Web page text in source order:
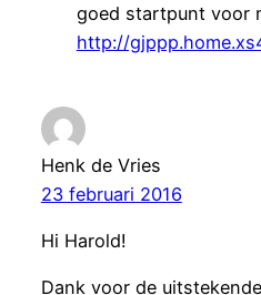
goed startpunt voor
http://
Henk de Vries
23 februari 2016
Hi Harold!
Dank voor de